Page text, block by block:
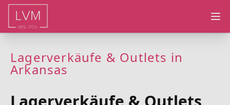
Lagerverkäufe & Outlets in
Arkansas